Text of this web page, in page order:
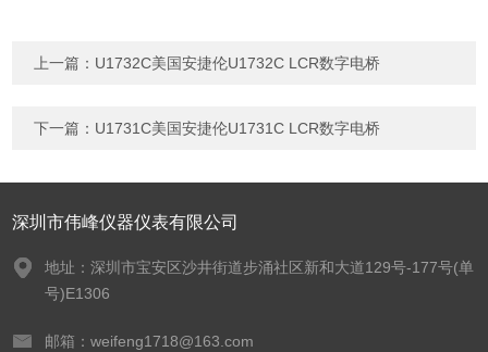
上一篇： U1732C美国安捷伦U1732C LCR数字电桥
下一篇： U1731C美国安捷伦U1731C LCR数字电桥
深圳市伟峰仪器仪表有限公司
地址：深圳市宝安区沙井街道步涌社区新和大道129号-177号(单
号)E1306
邮箱：weifeng1718@163.com